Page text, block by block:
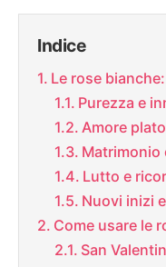
Indice
Le rose
Purezza e
Amore
Matrimonio
Lutto e
Nuovi inizi
Come usare le
San